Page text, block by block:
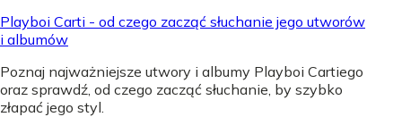
Playboi Carti - od czego zacząć słuchanie jego utworów
i albumów
Poznaj najważniejsze utwory i albumy Playboi Cartiego
oraz sprawdź, od czego zacząć słuchanie, by szybko
złapać jego styl.